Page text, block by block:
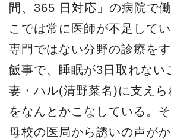
間、365 日対応」の病院で
こでは常に医師が不足してい
専門ではない分野の診療を
飯事で、睡眠が3日取れない
妻・ハル(清野菜名)に支え
をなんとかこなしている。そ
母校の医局から誘いの声が